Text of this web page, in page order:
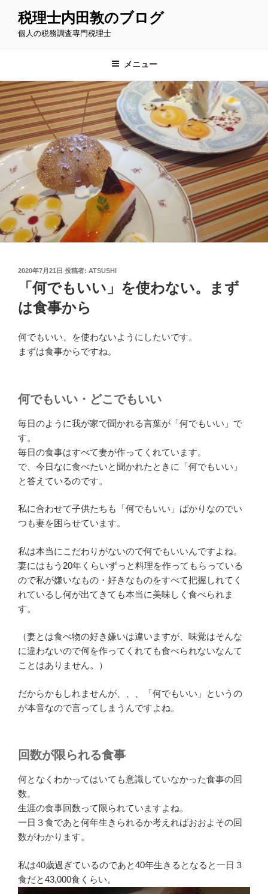
ス
キ
ッ
プ
税理士内田敦のブログ
個人の税務調査専門税理士
メニュー
投
2020年7月21日 投稿者: ATSUSHI
「何でもいい」を使わない。まず
は食事から
何でもいい、を使わないようにしたいです。
まずは食事からですね。
何でもいい・どこでもいい
毎日のように我が家で聞かれる言葉が「何でもいい」で
す。
毎日の食事はすべて妻が作ってくれています。
で、今日なに食べたいと聞かれたときに「何でもいい」
と答えているのです。
私に合わせて子供たちも「何でもいい」ばかりなのでい
つも妻を困らせています。
私は本当にこだわりがないので何でもいいんですよね。
妻にはもう20年くらいずっと料理を作ってもらっている
ので私が嫌いなもの・好きなものをすべて把握しれてく
れているし何が出てきても本当に美味しく食べられま
す。
（妻とは食べ物の好き嫌いは違いますが、味覚はそんな
に違わないので何を作ってくれても食べられないなんて
ことはありません。）
だからかもしれませんが、、、「何でもいい」というの
が本音なので言ってしまうんですよね。
回数が限られる食事
何となくわかってはいても意識していなかった食事の回
数。
生涯の食事回数って限られていますよね。
一日３食であと何年生きられるか考えればおおよその回
数がわかります。
私は40歳過ぎているのであと40年生きるとなると一日３
食だと43,000食くらい。